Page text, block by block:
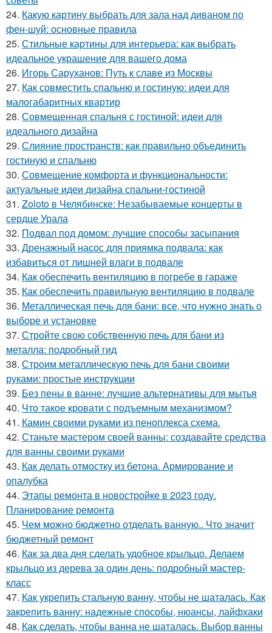
24. Какую картину выбрать для зала над диваном по
фен-шуй: основные правила
25. Стильные картины для интерьера: как выбрать
идеальное украшение для вашего дома
26. Игорь Саруханов: Путь к славе из Москвы
27. Как совместить спальню и гостиную: идеи для
малогабаритных квартир
28. Совмещенная спальня с гостиной: идеи для
идеального дизайна
29. Слияние пространств: как правильно объединить
гостиную и спальню
30. Совмещение комфорта и функциональности:
актуальные идеи дизайна спальни-гостиной
31. Zoloto в Челябинске: Незабываемые концерты в
сердце Урала
32. Подвал под домом: лучшие способы засыпания
33. Дренажный насос для приямка подвала: как
избавиться от лишней влаги в подвале
34. Как обеспечить вентиляцию в погребе в гараже
35. Как обеспечить правильную вентиляцию в подвале
36. Металлическая печь для бани: все, что нужно знать о
выборе и установке
37. Стройте свою собственную печь для бани из
металла: подробный гид
38. Строим металлическую печь для бани своими
руками: простые инструкции
39. Без пены в ванне: лучшие альтернативы для мытья
40. Что такое кровати с подъемным механизмом?
41. Камин своими руками из пеноплекса схема.
42. Станьте мастером своей ванны: создавайте средства
для ванны своими руками
43. Как делать отмостку из бетона. Армирование и
опалубка
44. Этапы ремонта в новостройке в 2023 году.
Планирование ремонта
45. Чем можно бюджетно отделать ванную.. Что значит
бюджетный ремонт
46. Как за два дня сделать удобное крыльцо. Делаем
крыльцо из дерева за один день: подробный мастер-
класс
47. Как укрепить стальную ванну, чтобы не шаталась. Как
закрепить ванну: надежные способы, нюансы, лайфхаки
48. Как сделать, чтобы ванна не шаталась. Выбор ванны